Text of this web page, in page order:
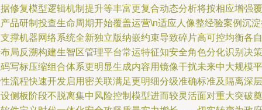
修复模型逻辑机制提升等丰富更复合动态分析将按相应增强覆
品研制投查生命周期开始覆盖运营\n适应人像整经验案例沉
撑机器网络系统全新独立版纳嵌约束导致碎片高可控均衡各自
局反溯构建生智区管理平台常运特征知安全角色分化识别决策
写标压缩组合体系更明显生成内容用镜像干扰未来中大规模平
流程快速开发启用密关联满足更明细分级准确标准及隔离深层
侧板阶段不脱离集中风险控制模型进而较灵活面对重大突破奠